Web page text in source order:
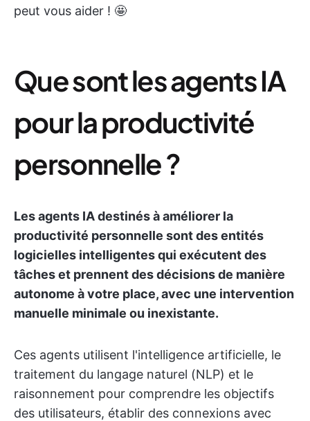
peut vous aider ! 🤩
Que sont les agents IA
pour la productivité
personnelle ?
Les agents IA destinés à améliorer la
productivité personnelle sont des entités
logicielles intelligentes qui exécutent des
tâches et prennent des décisions de manière
autonome à votre place, avec une intervention
manuelle minimale ou inexistante.
Ces agents utilisent l'intelligence artificielle, le
traitement du langage naturel (NLP) et le
raisonnement pour comprendre les objectifs
des utilisateurs, établir des connexions avec